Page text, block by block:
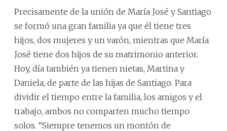
Precisamente de la unión de María José y Santiago
se formó una gran familia ya que él tiene tres
hijos, dos mujeres y un varón, mientras que María
José tiene dos hijos de su matrimonio anterior.
Hoy, día también ya tienen nietas, Martina y
Daniela, de parte de las hijas de Santiago. Para
dividir el tiempo entre la familia, los amigos y el
trabajo, ambos no comparten mucho tiempo
solos. “Siempre tenemos un montón de